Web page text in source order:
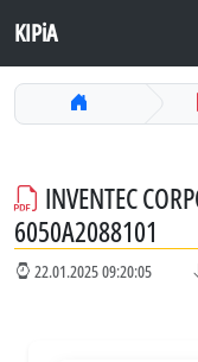
KIPiA
INVENTEC
6050A2088101
22.01.2025 09:20:05